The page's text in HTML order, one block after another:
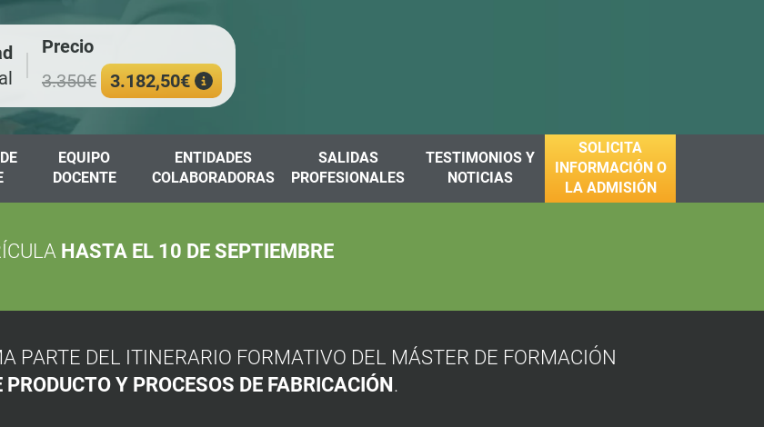
Precio
3.350€
3.182,50€
EQUIPO
DOCENTE
ENTIDADES
COLABORADORAS
SALIDAS
PROFESIONALES
TESTIMONIOS Y
NOTICIAS
SOLICITA
INFORMACIÓN O
LA ADMISIÓN
HASTA EL 10 DE SEPTIEMBRE
PARTE DEL ITINERARIO FORMATIVO DEL MÁSTER DE FORMACIÓN
Y PROCESOS DE FABRICACIÓN.